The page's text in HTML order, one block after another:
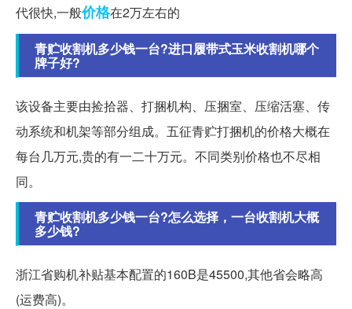
代很快,一般价格在2万左右的
青贮收割机多少钱一台?进口履带式玉米收割机哪个
牌子好?
该设备主要由捡拾器、打捆机构、压捆室、压缩活塞、传
动系统和机架等部分组成。五征青贮打捆机的价格大概在
每台几万元,贵的有一二十万元。不同类别价格也不尽相
同。
青贮收割机多少钱一台?怎么选择，一台收割机大概
多少钱?
浙江省购机补贴基本配置的160B是45500,其他省会略高
(运费高)。